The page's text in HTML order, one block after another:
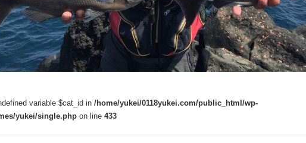
variable $cat_id in /home/yukei/0118yukei.com/public_html/wp-
yukei/single.php on line 433